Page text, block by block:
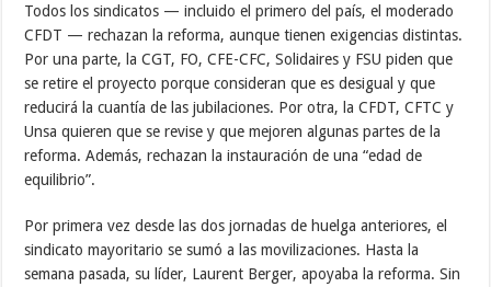
Todos los sindicatos — incluido el primero del país, el moderado
CFDT — rechazan la reforma, aunque tienen exigencias distintas.
Por una parte, la CGT, FO, CFE-CFC, Solidaires y FSU piden que
se retire el proyecto porque consideran que es desigual y que
reducirá la cuantía de las jubilaciones. Por otra, la CFDT, CFTC y
Unsa quieren que se revise y que mejoren algunas partes de la
reforma. Además, rechazan la instauración de una “edad de
equilibrio”.
Por primera vez desde las dos jornadas de huelga anteriores, el
sindicato mayoritario se sumó a las movilizaciones. Hasta la
semana pasada, su líder, Laurent Berger, apoyaba la reforma. Sin